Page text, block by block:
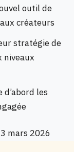
outil de
créateurs
stratégie de
niveaux
les
mars 2026